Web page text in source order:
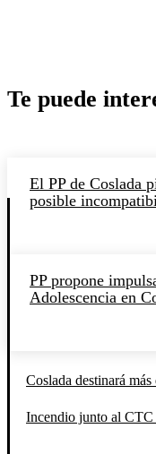
Te puede
El PP de Coslada
posible
PP propone
Adolescencia en
Coslada destinará
Incendio junto al CTC